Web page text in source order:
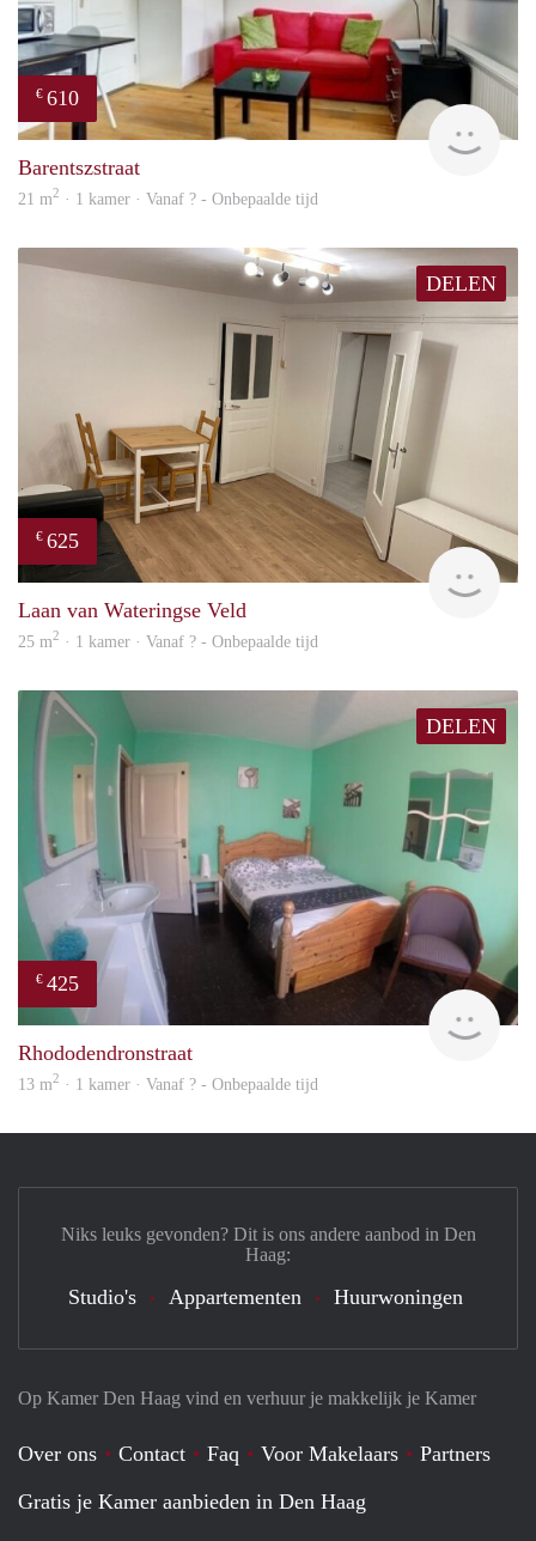
€ 610
Barentszstraat
21 m2 · 1 kamer · Vanaf ? - Onbepaalde tijd
DELEN
€ 625
Laan van Wateringse Veld
25 m2 · 1 kamer · Vanaf ? - Onbepaalde tijd
DELEN
€ 425
Rhododendronstraat
13 m2 · 1 kamer · Vanaf ? - Onbepaalde tijd
Op Kamer Den Haag vind en verhuur je makkelijk je Kamer
Over ons Contact Faq Voor Makelaars
Partners
Gratis je Kamer aanbieden in Den Haag
Niks leuks gevonden? Dit is ons andere aanbod in Den
Haag:
Studio's Appartementen Huurwoningen